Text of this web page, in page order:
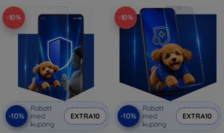
-10%
-10%
Rabatt
med
kupong
EXTRA10
-10%
-10%
Rabatt
med
kupong
EXTRA10